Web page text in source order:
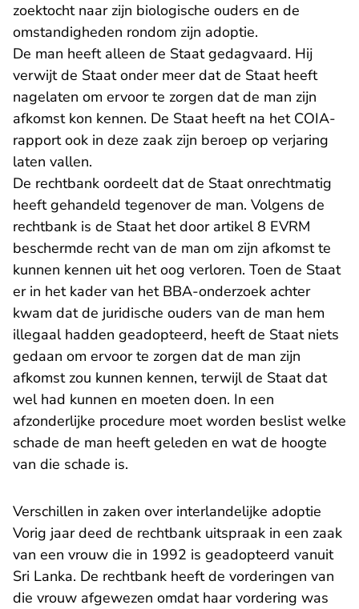
zoektocht naar zijn biologische ouders en de
omstandigheden rondom zijn adoptie.
De man heeft alleen de Staat gedagvaard. Hij
verwijt de Staat onder meer dat de Staat heeft
nagelaten om ervoor te zorgen dat de man zijn
afkomst kon kennen. De Staat heeft na het COIA-
rapport ook in deze zaak zijn beroep op verjaring
laten vallen.
De rechtbank oordeelt dat de Staat onrechtmatig
heeft gehandeld tegenover de man. Volgens de
rechtbank is de Staat het door artikel 8 EVRM
beschermde recht van de man om zijn afkomst te
kunnen kennen uit het oog verloren. Toen de Staat
er in het kader van het BBA-onderzoek achter
kwam dat de juridische ouders van de man hem
illegaal hadden geadopteerd, heeft de Staat niets
gedaan om ervoor te zorgen dat de man zijn
afkomst zou kunnen kennen, terwijl de Staat dat
wel had kunnen en moeten doen. In een
afzonderlijke procedure moet worden beslist welke
schade de man heeft geleden en wat de hoogte
van die schade is.
Verschillen in zaken over interlandelijke adoptie
Vorig jaardeed de rechtbank uitspraak in een zaak
van een vrouw die in 1992 is geadopteerd vanuit
Sri Lanka. De rechtbank heeft de vorderingen van
die vrouw afgewezen omdat haar vordering was